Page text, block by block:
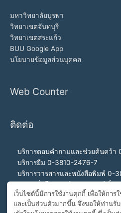
มหาวิทยาลัยบูรพา
วิทยาเขตจันทบุรี
วิทยาเขตสระแก้ว
BUU Google App
นโยบายข้อมูลส่วนบุคคล
Web Counter
ติดต่อ
บริการตอบคำถามและช่วยค้นคว้า
บริการยืม 0-3810-2476-7
บริการวารสารและหนังสือพิมพ์ 0-
สำนักงานผู้อำนวยการ 0-3810-
สายด่วนผู้อำนวยการ 092-989-
เว็บไซต์นี้มีการใช้งานคุกกี้ เพื่อให้การ
และเป็นส่วนตัวมากขึ้น จึงขอให้ท่านรั